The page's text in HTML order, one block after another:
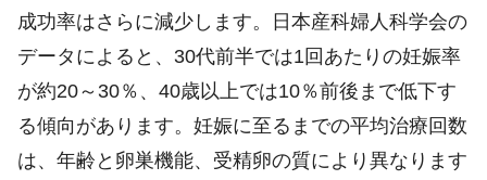
成功率はさらに減少します。日本産科婦人科学会の
データによると、30代前半では1回あたりの妊娠率
が約20～30％、40歳以上では10％前後まで低下す
る傾向があります。妊娠に至るまでの平均治療回数
は、年齢と卵巣機能、受精卵の質により異なります